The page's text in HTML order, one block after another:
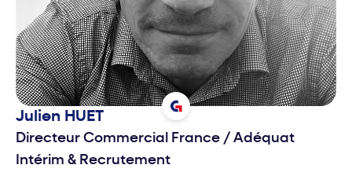
Julien HUET
Directeur Commercial France / Adéquat
Intérim & Recrutement